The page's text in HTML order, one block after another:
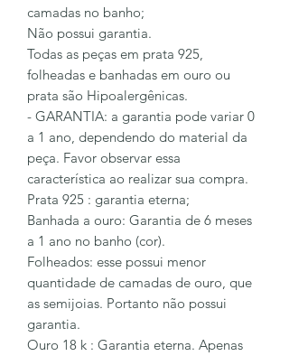
camadas no banho;
Não possui garantia.
Todas as peças em prata 925,
folheadas e banhadas em ouro ou
prata são Hipoalergênicas.
- GARANTIA: a garantia pode variar 0
a 1 ano, dependendo do material da
peça. Favor observar essa
característica ao realizar sua compra.
Prata 925 : garantia eterna;
Banhada a ouro: Garantia de 6 meses
a 1 ano no banho (cor).
Folheados: esse possui menor
quantidade de camadas de ouro, que
as semijoias. Portanto não possui
garantia.
Ouro 18 k : Garantia eterna. Apenas